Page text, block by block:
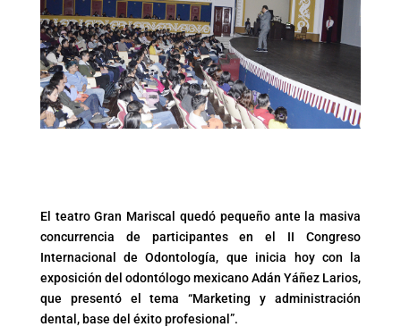
El teatro Gran Mariscal quedó pequeño ante la masiva
concurrencia de participantes en el II Congreso
Internacional de Odontología, que inicia hoy con la
exposición del odontólogo mexicano Adán Yáñez Larios,
que presentó el tema “Marketing y administración
dental, base del éxito profesional”.